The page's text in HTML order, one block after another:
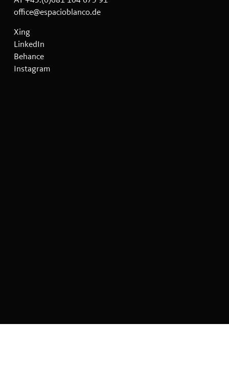
office@espacioblanco.de
Xing
LinkedIn
Behance
Instagram